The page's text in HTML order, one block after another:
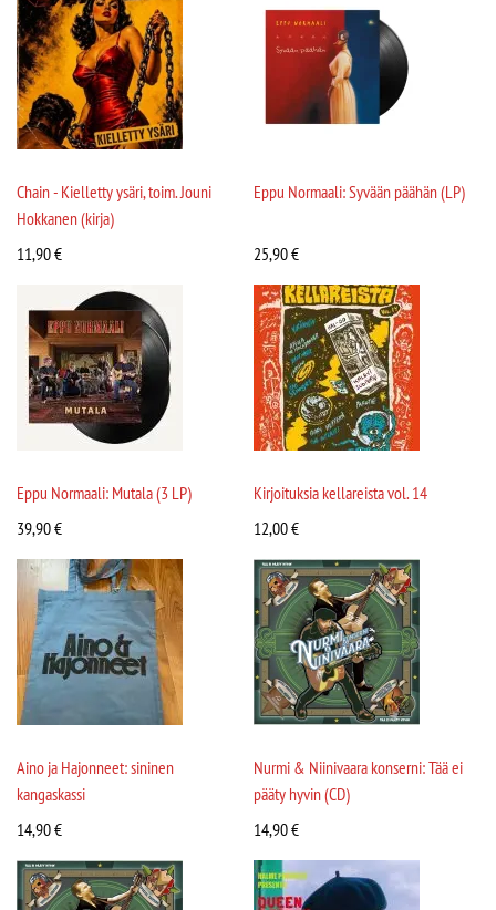
Chain - Kielletty ysäri, toim. Jouni
Hokkanen (kirja)
11,90€
Eppu Normaali: Syvään päähän (LP)
25,90€
Eppu Normaali: Mutala (3 LP)
39,90€
Kirjoituksia kellareista vol. 14
12,00€
Aino ja Hajonneet: sininen
kangaskassi
14,90€
Nurmi & Niinivaara konserni: Tää ei
pääty hyvin (CD)
14,90€